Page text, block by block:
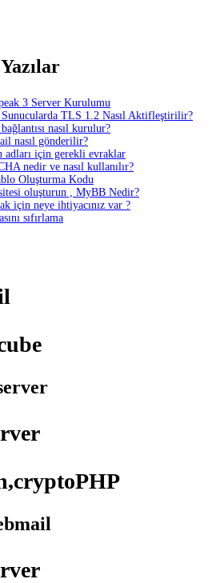
3 Server Kurulumu
TLS 1.2 Nasıl Aktifleştirilir?
nasıl kurulur?
nasıl gönderilir?
adları için gerekli evraklar
nedir ve nasıl kullanılır?
Oluşturma Kodu
oluşturun , MyBB Nedir?
için neye ihtiyacınız var ?
sıfırlama